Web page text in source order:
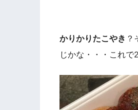
かりかりたこやき ？
じかな・・・これで